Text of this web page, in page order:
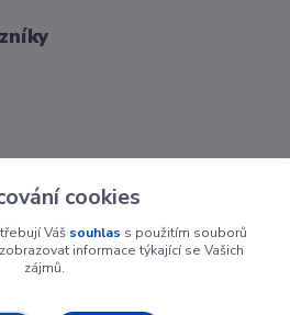
cookies
Váš souhlas s použitím souborů
informace týkající se Vašich
zájmů.